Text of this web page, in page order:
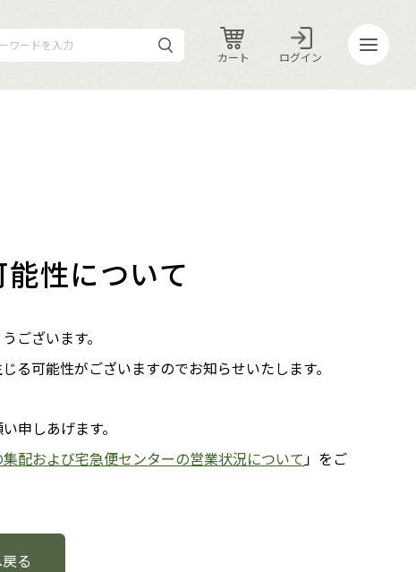
カート ログイン
性について
ございます。
る可能性がございますのでお知らせいたします。
申しあげます。
配および宅急便センターの営業状況について」をご
る